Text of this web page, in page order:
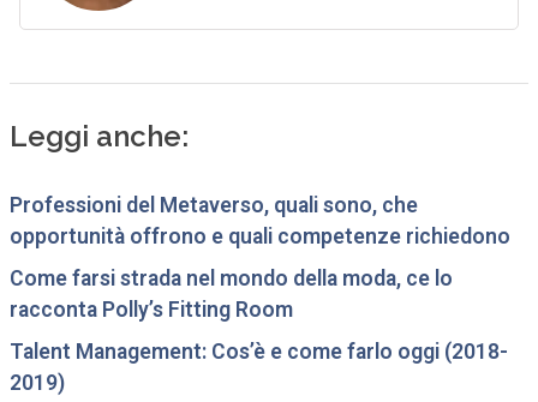
Leggi anche:
Professioni del Metaverso, quali sono, che
opportunità offrono e quali competenze richiedono
Come farsi strada nel mondo della moda, ce lo
racconta Polly’s Fitting Room
Talent Management: Cos’è e come farlo oggi (2018-
2019)